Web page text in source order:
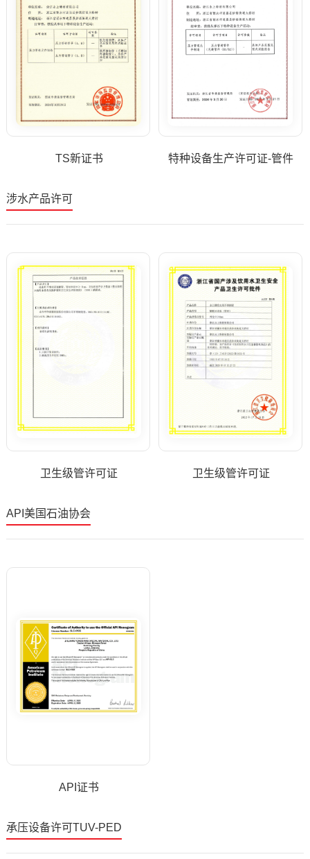
TS新证书 特种设备生产许可证-管件
涉水产品许可
卫生级管许可证 卫生级管许可证
API美国石油协会
API证书
承压设备许可TUV-PED